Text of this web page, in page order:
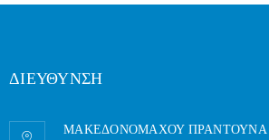
ΔΙΕΥΘΥΝΣΗ
ΜΑΚΕΔΟΝΟΜΑΧΟΥ ΠΡΑΝΤΟΥΝΑ